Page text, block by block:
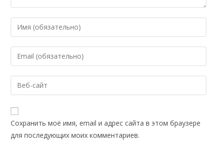
Введите
свое
имя
или
пользователя,
чтобы
прокомментировать
Введите
свой
email-
адрес,
прокомментировать
Введите
URL
вашего
веб-
сайта
(необязательно)
Сохранить моё имя, email и адрес сайта в этом браузере
для последующих моих комментариев.